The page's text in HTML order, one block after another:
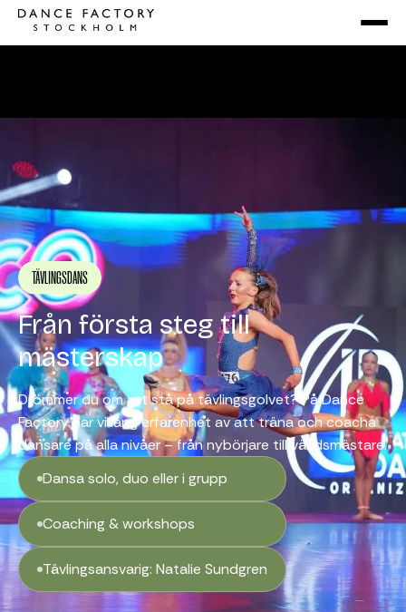
TÄVLINGSDANS
Från första steg till
mästerskap
Drömmer du om att stå på tävlingsgolvet? På Dance
Factory har vi lång erfarenhet av att träna och coacha
dansare på alla nivåer – från nybörjare till världsmästare.
Dansa solo, duo eller i grupp
Coaching & workshops
Tävlingsansvarig: Natalie Sundgren